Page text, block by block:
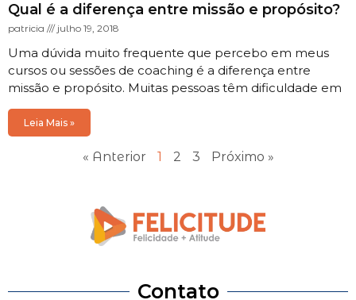
Qual é a diferença entre missão e propósito?
patricia julho 19, 2018
Uma dúvida muito frequente que percebo em meus
cursos ou sessões de coaching é a diferença entre
missão e propósito. Muitas pessoas têm dificuldade em
Leia Mais »
« Anterior 1 2 3 Próximo »
Contato